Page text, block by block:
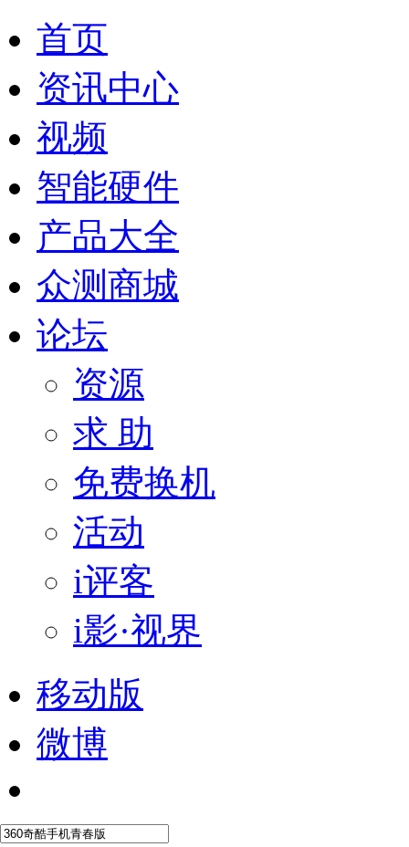
首页
资讯中心
视频
智能硬件
产品大全
众测商城
论坛
资源
求 助
免费换机
活动
i评客
i影·视界
移动版
微博